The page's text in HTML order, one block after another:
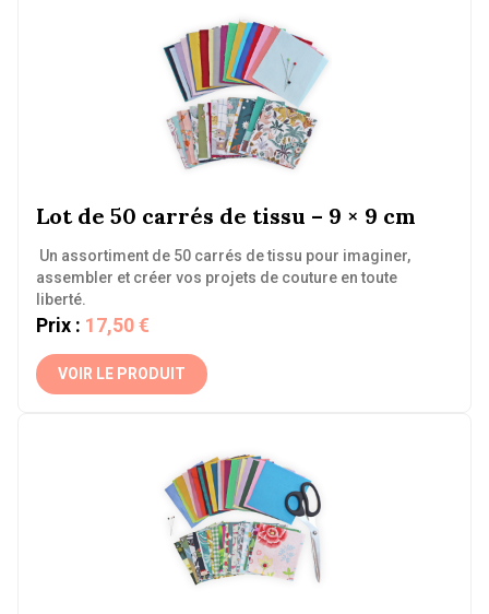
Lot de 50 carrés de tissu – 9 × 9 cm
Un assortiment de 50 carrés de tissu pour imaginer,
assembler et créer vos projets de couture en toute
liberté.
Prix : 17,50 €
VOIR LE PRODUIT